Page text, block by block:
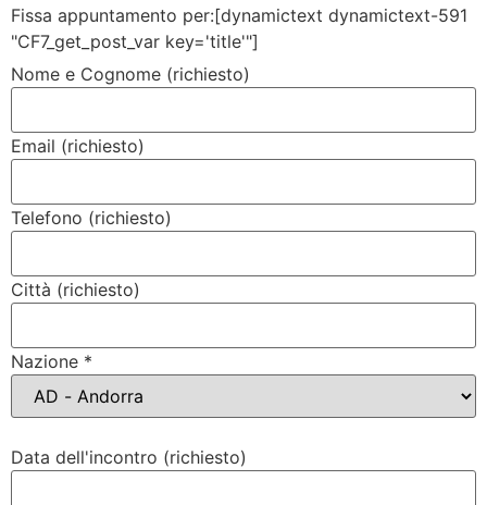
Fissa appuntamento per:[dynamictext dynamictext-591
"CF7_get_post_var key='title'"]
Nome e Cognome (richiesto)
Email (richiesto)
Telefono (richiesto)
Città (richiesto)
Nazione *
Data dell'incontro (richiesto)